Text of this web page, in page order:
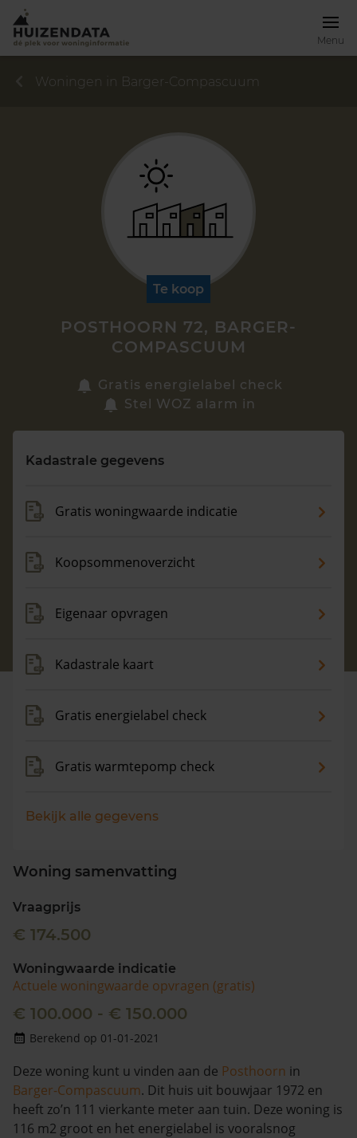
Menu
Vragen? Neem contact met ons op
088 220 4200
Woningen in Barger-Compascuum
Te koop
POSTHOORN 72, BARGER-
COMPASCUUM
Gratis energielabel check
Stel WOZ alarm in
Kadastrale gegevens
Gratis woningwaarde indicatie
Koopsommenoverzicht
Eigenaar opvragen
Kadastrale kaart
Gratis energielabel check
Gratis warmtepomp check
Bekijk alle gegevens
Woning samenvatting
Vraagprijs
€ 174.500
Woningwaarde indicatie
Actuele woningwaarde opvragen (gratis)
€ 100.000 - € 150.000
Berekend op 01-01-2021
Deze woning kunt u vinden aan de Posthoorn in
Barger-Compascuum. Dit huis uit bouwjaar 1972 en
heeft zo’n 111 vierkante meter aan tuin. Deze woning is
116 m2 groot en het energielabel is vooralsnog